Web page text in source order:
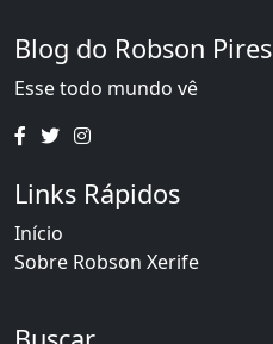
Blog do Robson Pires
Esse todo mundo vê
Links Rápidos
Início
Sobre Robson Xerife